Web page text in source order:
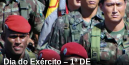
Dia do Exército – 1ª DE